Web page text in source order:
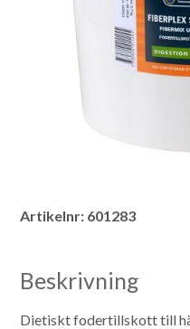
Artikelnr: 601283
Beskrivning
Dietiskt fodertillskott till